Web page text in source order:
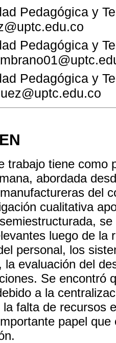
Pedagógica y
Pedagógica y
Pedagógica y
trabajo tiene como
abordada
del
cualitativa
luego de la
personal, los
la evaluación del
Se encontró
a la
la falta de recursos
papel